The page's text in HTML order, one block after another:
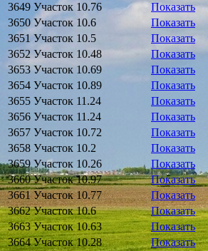
3649 Участок 10.76
Показать
3650 Участок 10.6
Показать
3651 Участок 10.5
Показать
3652 Участок 10.48
Показать
3653 Участок 10.69
Показать
3654 Участок 10.89
Показать
3655 Участок 11.24
Показать
3656 Участок 11.24
Показать
3657 Участок 10.72
Показать
3658 Участок 10.2
Показать
3659 Участок 10.26
Показать
3660 Участок 10.97
Показать
3661 Участок 10.77
Показать
3662 Участок 10.6
Показать
3663 Участок 10.63
Показать
3664 Участок 10.28
Показать